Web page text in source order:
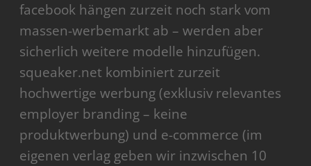
facebook hängen zurzeit noch stark vom
massen-werbemarkt ab – werden aber
sicherlich weitere modelle hinzufügen.
squeaker.net kombiniert zurzeit
hochwertige werbung (exklusiv relevantes
employer branding – keine
produktwerbung) und e-commerce (im
eigenen verlag geben wir inzwischen 10